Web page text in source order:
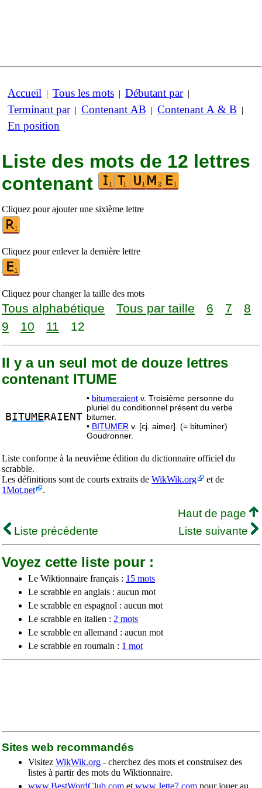
Accueil | Tous les mots | Débutant par|
Terminant par| Contenant AB | Contenant A & B |
En position
Liste des mots de 12 lettres
contenant
Cliquez pour ajouter une sixième lettre
Cliquez pour enlever la dernière lettre
Cliquez pour changer la taille des mots
Tous alphabétique Tous par taille 6 7
8
9
10 11 12
Il y a un seul mot de douze lettres
contenant ITUME
BITUME RAIENT
• bitumeraient v. Troisième personne du
pluriel du conditionnel présent du verbe
bitumer.
• BITUMER v. [cj. aimer]. (= bituminer)
Goudronner.
Liste conforme à la neuvième édition du dictionnaire officiel du
scrabble.
Les définitions sont de courts extraits de WikWik.org
et de
1Mot.net
.
Haut de page
Liste précédente
Liste suivante
Voyez cette liste pour :
Le Wiktionnaire français : 15 mots
Le scrabble en anglais : aucun mot
Le scrabble en espagnol : aucun mot
Le scrabble en italien : 2 mots
Le scrabble en allemand : aucun mot
Le scrabble en roumain : 1 mot
Sites web recommandés
Visitez WikWik.org - cherchez des mots et construisez des
listes à partir des mots du Wiktionnaire.
www.BestWordClub.com et www.Jette7.com pour jouer au